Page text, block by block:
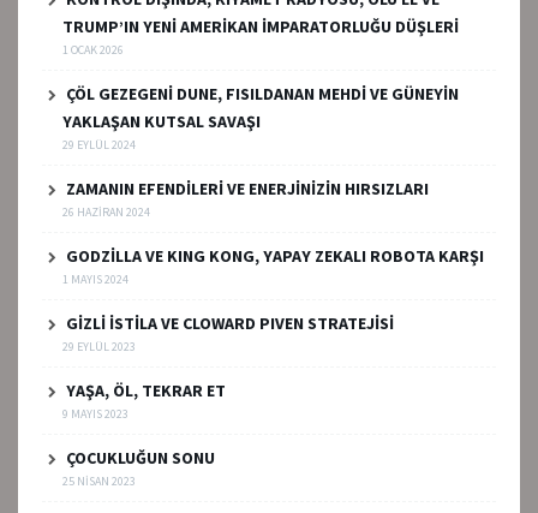
TRUMP’IN YENİ AMERİKAN İMPARATORLUĞU DÜŞLERİ
1 OCAK 2026
ÇÖL GEZEGENİ DUNE, FISILDANAN MEHDİ VE GÜNEYİN
YAKLAŞAN KUTSAL SAVAŞI
29 EYLÜL 2024
ZAMANIN EFENDİLERİ VE ENERJİNİZİN HIRSIZLARI
26 HAZIRAN 2024
GODZİLLA VE KING KONG, YAPAY ZEKALI ROBOTA KARŞI
1 MAYIS 2024
GİZLİ İSTİLA VE CLOWARD PIVEN STRATEJİSİ
29 EYLÜL 2023
YAŞA, ÖL, TEKRAR ET
9 MAYIS 2023
ÇOCUKLUĞUN SONU
25 NISAN 2023